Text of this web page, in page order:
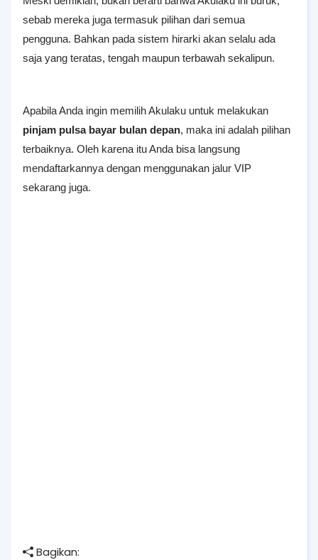
sebab mereka juga termasuk pilihan dari semua
pengguna. Bahkan pada sistem hirarki akan selalu ada
saja yang teratas, tengah maupun terbawah sekalipun.
Apabila Anda ingin memilih Akulaku untuk melakukan
pinjam pulsa bayar bulan depan, maka ini adalah pilihan
terbaiknya. Oleh karena itu Anda bisa langsung
mendaftarkannya dengan menggunakan jalur VIP
sekarang juga.
Bagikan: